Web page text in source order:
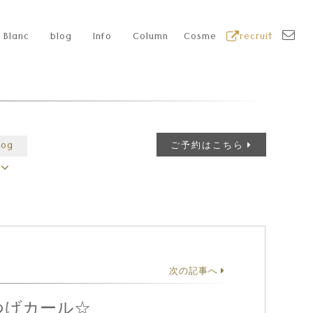
Blanc blog Info Column Cosme recruit
ご予約はこちら
次の記事へ
げカール☆